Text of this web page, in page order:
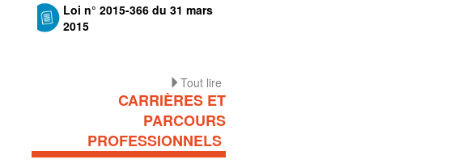
Loi n° 2015-366 du 31 mars
2015
Tout lire
CARRIÈRES ET
PARCOURS
PROFESSIONNELS